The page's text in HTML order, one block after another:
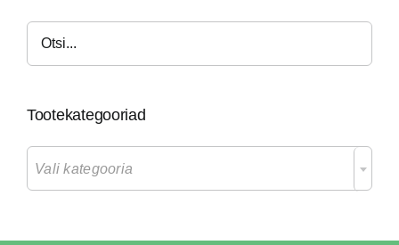
Tootekategooriad
Vali kategooria